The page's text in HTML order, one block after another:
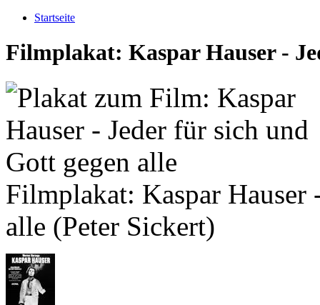
Startseite
Filmplakat: Kaspar Hauser -
Filmplakat: Kaspar Hauser
alle (Peter Sickert)